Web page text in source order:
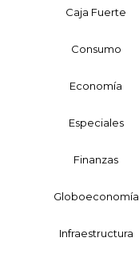
Caja Fuerte
Consumo
Economía
Especiales
Finanzas
Globoeconomía
Infraestructura